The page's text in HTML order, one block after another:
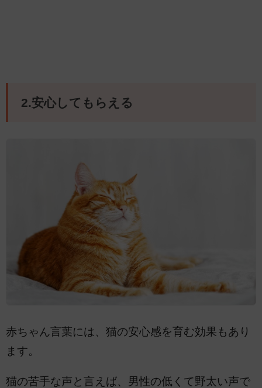
2.安心してもらえる
赤ちゃん言葉には、猫の安心感を育む効果もあり
ます。
猫の苦手な声と言えば、男性の低くて野太い声で